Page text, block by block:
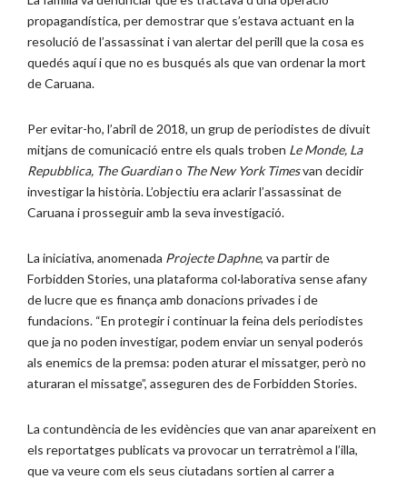
propagandística, per demostrar que s’estava actuant en la
resolució de l’assassinat i van alertar del perill que la cosa es
quedés aquí i que no es busqués als que van ordenar la mort
de Caruana.
Per evitar-ho, l’abril de 2018, un grup de periodistes de divuit
mitjans de comunicació entre els quals troben Le Monde, La
Repubblica, The Guardiano The New York Timesvan decidir
investigar la història. L’objectiu era aclarir l’assassinat de
Caruana i prosseguir amb la seva investigació.
La iniciativa, anomenada Projecte Daphne, va partir de
Forbidden Stories, una plataforma col·laborativa sense afany
de lucre que es finança amb donacions privades i de
fundacions. “En protegir i continuar la feina dels periodistes
que ja no poden investigar, podem enviar un senyal poderós
als enemics de la premsa: poden aturar el missatger, però no
aturaran el missatge”, asseguren des de Forbidden Stories.
La contundència de les evidències que van anar apareixent en
els reportatges publicats va provocar un terratrèmol a l’illa,
que va veure com els seus ciutadans sortien al carrer a